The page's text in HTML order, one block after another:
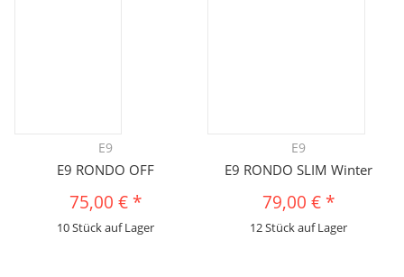
E9
E9 RONDO OFF
75,00 € *
10 Stück auf Lager
E9
E9 RONDO SLIM Winter
79,00 € *
12 Stück auf Lager